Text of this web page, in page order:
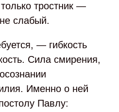
тростник —
слабый.
— гибкость
Сила смирения,
Именно о ней
Павлу: